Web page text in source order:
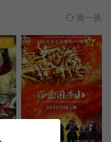
世前最後的作品。 换一换
片